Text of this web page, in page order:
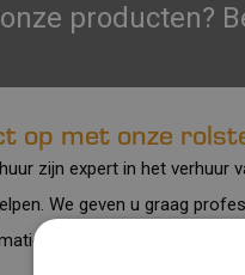
producten?
op met onze
zijn expert in het
We geven u graag
Dan kunt u natuurlijk